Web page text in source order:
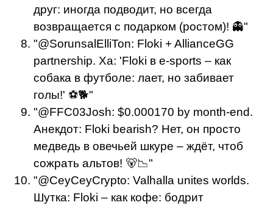
друг: иногда подводит, но всегда
возвращается с подарком (ростом)! 👻"
"@SorunsalElliTon: Floki + AllianceGG
partnership. Ха: 'Floki в e-sports – как
собака в футболе: лает, но забивает
голы!' ⚽🐕"
"@FFC03Josh: $0.000170 by month-end.
Анекдот: Floki bearish? Нет, он просто
медведь в овечьей шкуре – ждёт, чтоб
сожрать альтов! 🐻📉"
"@CeyCeyCrypto: Valhalla unites worlds.
Шутка: Floki – как кофе: бодрит